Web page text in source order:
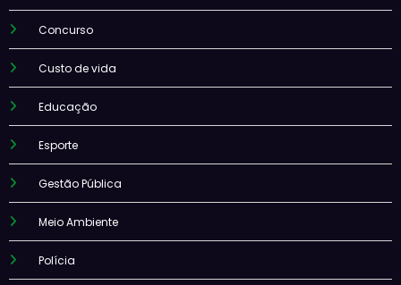
Concurso
Custo de vida
Educação
Esporte
Gestão Pública
Meio Ambiente
Polícia